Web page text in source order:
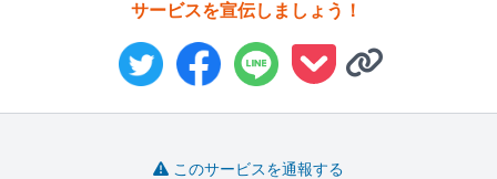
サービスを宣伝しましょう！
このサービスを通報する